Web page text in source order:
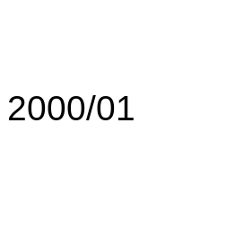
2000/01